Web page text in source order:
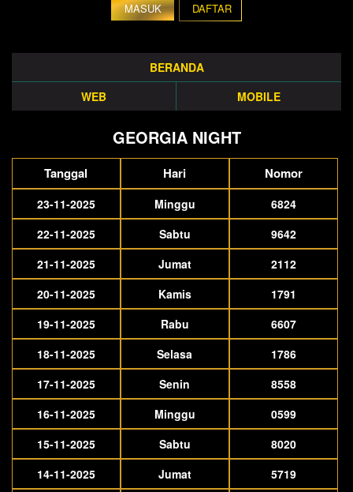
DAFTAR
BERANDA
WEB
MOBILE
GEORGIA NIGHT
Tanggal Hari Nomor
23-11-2025 Minggu
6824
22-11-2025
Sabtu
9642
21-11-2025
Jumat
2112
20-11-2025
Kamis
1791
19-11-2025
Rabu
6607
18-11-2025
Selasa
1786
17-11-2025
Senin
8558
16-11-2025
Minggu
0599
15-11-2025
Sabtu
8020
14-11-2025
Jumat 5719